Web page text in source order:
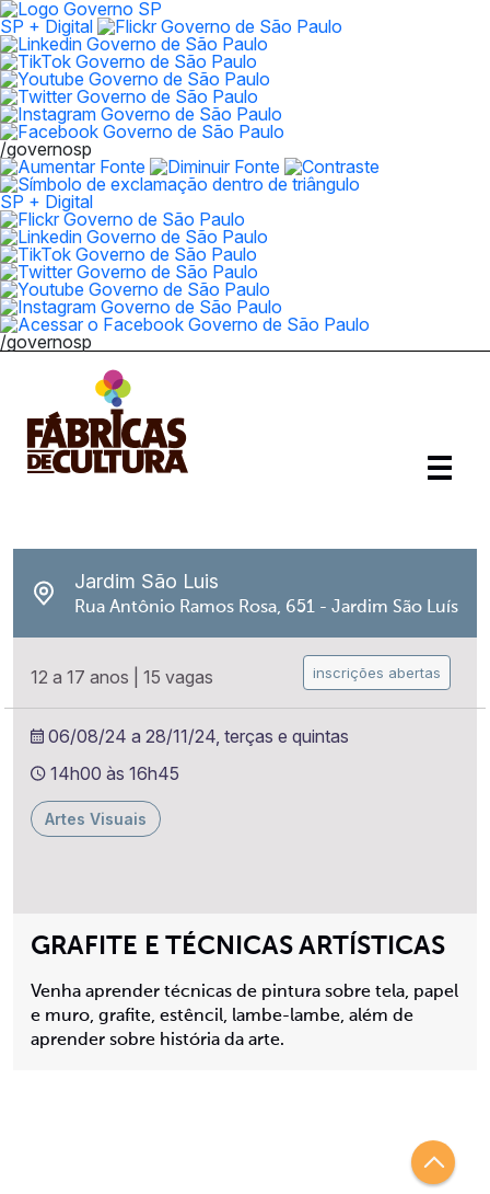
SP + Digital
/governosp
SP + Digital
/governosp
GRAFITE E TÉCNICAS ARTÍSTICAS
Venha aprender técnicas de pintura sobre tela, papel
e muro, grafite, estêncil, lambe-lambe, além de
aprender sobre história da arte.
Jardim São Luis
Rua Antônio Ramos Rosa, 651 - Jardim São Luís
12 a 17 anos 15 vagas inscrições abertas
06/08/24 a 28/11/24, terças e quintas
14h00 às 16h45
Artes Visuais